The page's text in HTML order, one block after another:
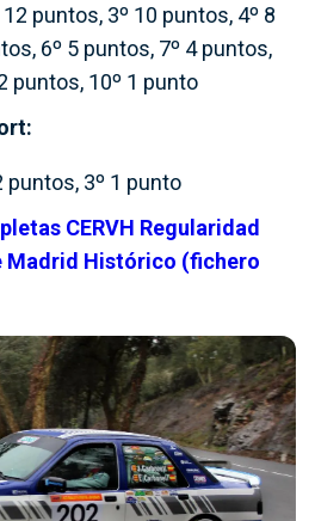
puntos, 3º 10 puntos, 4º 8
6º 5 puntos, 7º 4 puntos,
puntos, 10º 1 punto
puntos, 3º 1 punto
CERVH Regularidad
Madrid Histórico (fichero